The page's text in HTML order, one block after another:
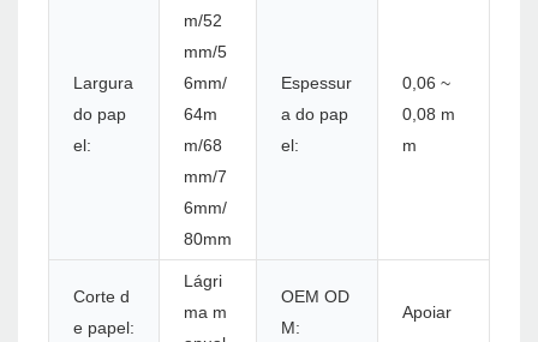
Largura
do pap
el:
m/52
mm/5
6mm/
64m
m/68
mm/7
6mm/
80mm
Espessur
a do pap
el:
0,06 ~
0,08 m
m
Corte d
e papel:
Lágri
ma m
OEM OD
M:
Apoiar